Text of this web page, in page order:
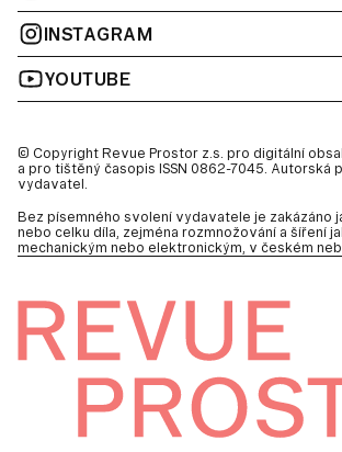
INSTAGRAM
YOUTUBE
© Copyright Revue Prostor z.s. pro digitální
a pro tištěný časopis ISSN 0862-7045. Autorská
vydavatel.
Bez písemného svolení vydavatele je zakázáno
nebo celku díla, zejména rozmnožování a šíření
mechanickým nebo elektronickým, v českém